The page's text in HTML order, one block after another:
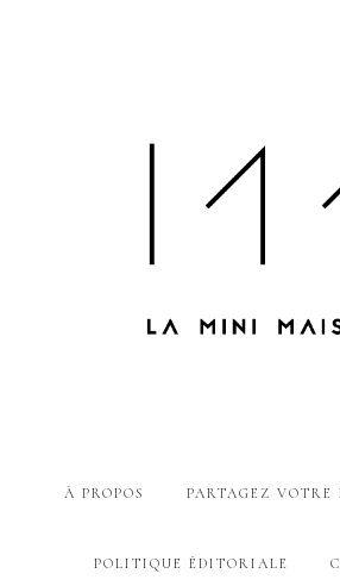
À PROPOS PARTAGEZ
POLITIQUE ÉDITORIALE